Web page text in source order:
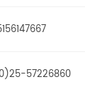
57226860